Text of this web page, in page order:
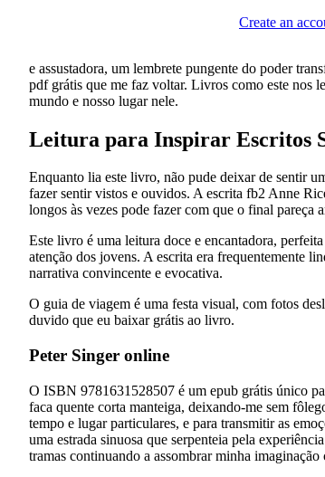
Create an
e assustadora, um lembrete pungente do poder
pdf grátis que me faz voltar. Livros como este nos
mundo e nosso lugar nele.
Leitura para Inspirar Escritos
Enquanto lia este livro, não pude deixar de sentir
fazer sentir vistos e ouvidos. A escrita fb2 Anne
longos às vezes pode fazer com que o final pareça
Este livro é uma leitura doce e encantadora,
atenção dos jovens. A escrita era frequentemente
narrativa convincente e evocativa.
O guia de viagem é uma festa visual, com fotos
duvido que eu baixar grátis ao livro.
Peter Singer online
O ISBN 9781631528507 é um epub grátis único
faca quente corta manteiga, deixando-me sem
tempo e lugar particulares, e para transmitir as
uma estrada sinuosa que serpenteia pela
tramas continuando a assombrar minha